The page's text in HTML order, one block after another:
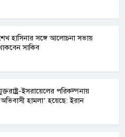
হাসিনার সঙ্গে আলোচনা সভায়
সাকিব
ইসরায়েলের পরিকল্পনায়
হামলা’ হয়েছে: ইরান